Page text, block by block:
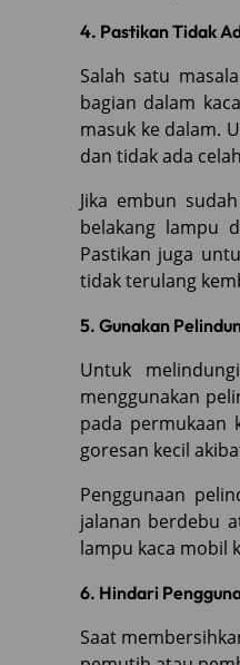
4. Pastikan Tidak
Salah satu
bagian dalam
masuk ke dalam.
dan tidak ada
Jika embun
belakang lampu
Pastikan juga
tidak terulang
5. Gunakan
Untuk
menggunakan
pada permukaan
goresan kecil
Penggunaan
jalanan berdebu
lampu kaca mobil
6. Hindari
Saat